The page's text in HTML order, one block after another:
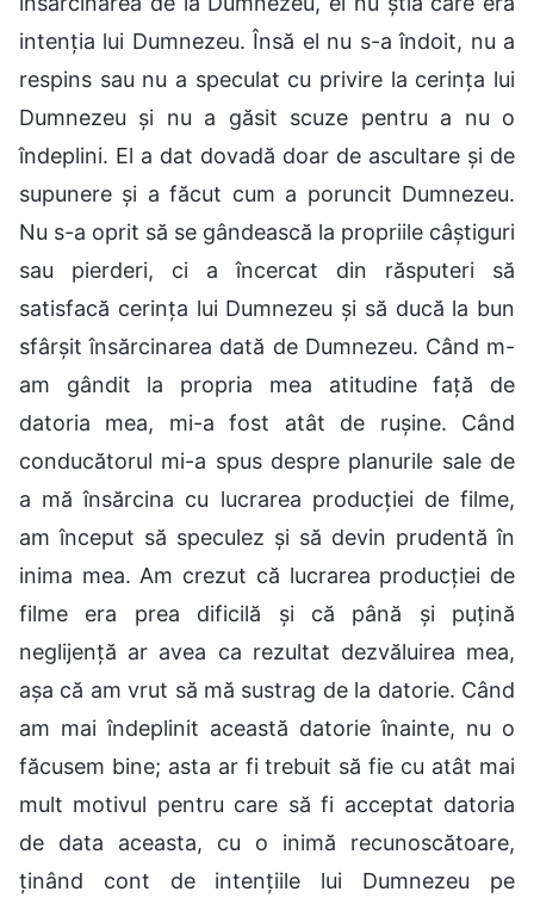
intenția lui Dumnezeu. Însă el nu s-a îndoit, nu a
respins sau nu a speculat cu privire la cerința lui
Dumnezeu și nu a găsit scuze pentru a nu o
îndeplini. El a dat dovadă doar de ascultare și de
supunere și a făcut cum a poruncit Dumnezeu.
Nu s-a oprit să se gândească la propriile câștiguri
sau pierderi, ci a încercat din răsputeri să
satisfacă cerința lui Dumnezeu și să ducă la bun
sfârșit însărcinarea dată de Dumnezeu. Când m-
am gândit la propria mea atitudine față de
datoria mea, mi-a fost atât de rușine. Când
conducătorul mi-a spus despre planurile sale de
a mă însărcina cu lucrarea producției de filme,
am început să speculez și să devin prudentă în
inima mea. Am crezut că lucrarea producției de
filme era prea dificilă și că până și puțină
neglijență ar avea ca rezultat dezvăluirea mea,
așa că am vrut să mă sustrag de la datorie. Când
am mai îndeplinit această datorie înainte, nu o
făcusem bine; asta ar fi trebuit să fie cu atât mai
mult motivul pentru care să fi acceptat datoria
de data aceasta, cu o inimă recunoscătoare,
ținând cont de intențiile lui Dumnezeu pe